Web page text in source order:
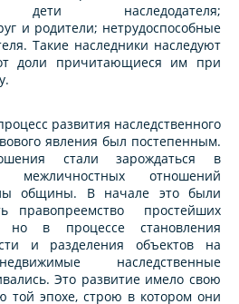
дети наследодателя;
и родители; нетрудоспособные
Такие наследники наследуют
доли причитающиеся им при
развития наследственного
явления был постепенным.
стали зарождаться в
межличностных отношений
общины. В начале это были
правопреемство простейших
но в процессе становления
и разделения объектов на
наследственные
Это развитие имело свою
той эпохе, строю в котором они